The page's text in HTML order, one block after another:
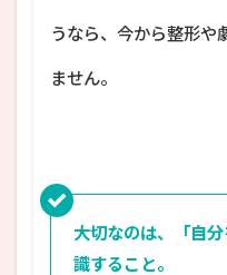
うなら、今から整形や
ません。
大切なのは、「自
識すること。